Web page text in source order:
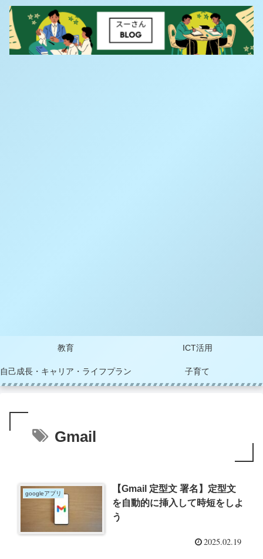
教育 ICT活用
自己成長・キャリア・ライフプラン 子育て
Gmail
googleアプリ
【Gmail 定型文 署名】定型文
を自動的に挿入して時短をしよ
う
2025.02.19